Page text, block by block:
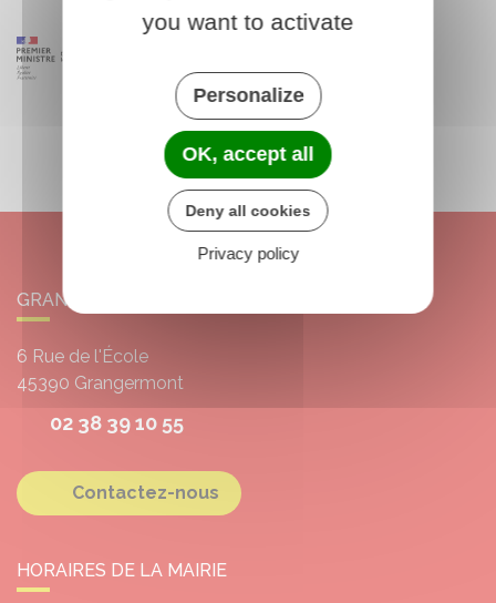
GRANGERMONT
6 Rue de l'École
45390 Grangermont
02 38 39 10 55
Contactez-nous
HORAIRES DE LA MAIRIE
you want to activate
Personalize
OK, accept all
Deny all cookies
Privacy policy